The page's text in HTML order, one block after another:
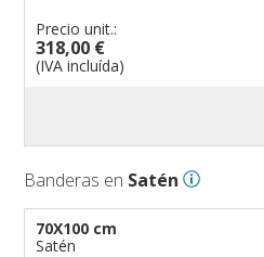
Precio unit.:
318,00 €
(IVA incluída)
Banderas en Satén
70X100 cm
Satén